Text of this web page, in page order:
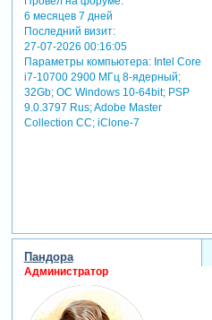
6 месяцев 7 дней
Последний визит:
27-07-2026 00:16:05
Параметры компьютера:Intel Core
i7-10700 2900 МГц 8-ядерный;
32Gb; ОС Windows 10-64bit; PSP
9.0.3797 Rus; Adobe Master
Collection СС; iClone-7
Пандора
Администратор